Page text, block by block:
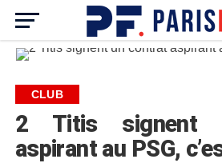
CLUB
2 Titis signent
aspirant au PSG,